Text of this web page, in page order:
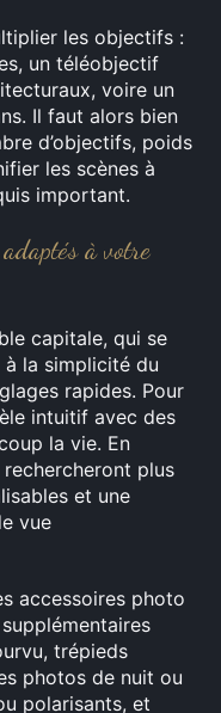
les objectifs :
un téléobjectif
voire un
Il faut alors bien
d’objectifs, poids
les scènes à
important.
adaptés à votre
capitale, qui se
la simplicité du
rapides. Pour
intuitif avec des
la vie. En
plus
et une
vue
accessoires photo
trépieds
photos de nuit ou
polarisants, et